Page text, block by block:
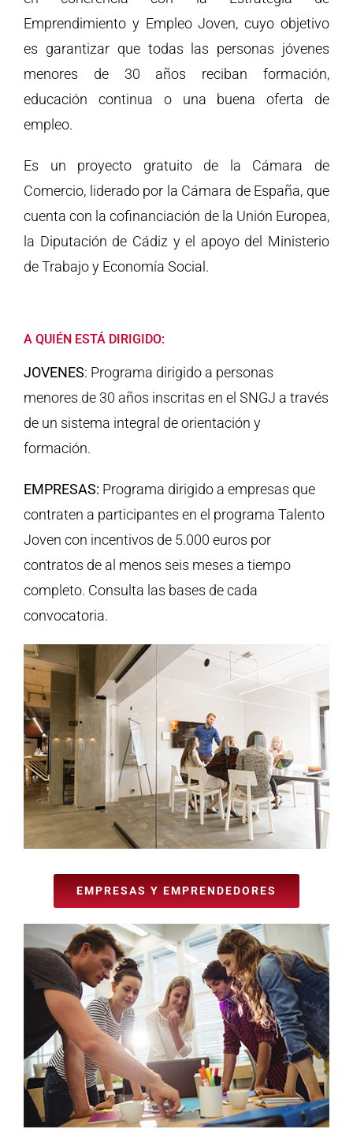
Emprendimiento y Empleo Joven, cuyo objetivo
es garantizar que todas las personas jóvenes
menores de 30 años reciban formación,
educación continua o una buena oferta de
empleo.
Es un proyecto gratuito de la Cámara de
Comercio, liderado por la Cámara de España, que
cuenta con la cofinanciación de la Unión Europea,
la Diputación de Cádiz y el apoyo del Ministerio
de Trabajo y Economía Social.
A QUIÉN ESTÁ DIRIGIDO:
JOVENES: Programa dirigido a personas
menores de 30 años inscritas en el SNGJ a través
de un sistema integral de orientación y
formación.
EMPRESAS: Programa dirigido a empresas que
contraten a participantes en el programa Talento
Joven con incentivos de 5.000 euros por
contratos de al menos seis meses a tiempo
completo. Consulta las bases de cada
convocatoria.
EMPRESAS Y EMPRENDEDORES